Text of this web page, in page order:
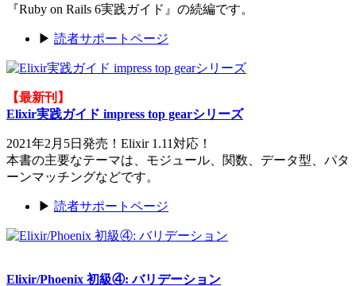
『Ruby on Rails 6実践ガイド』の続編です。
▶ 読者サポートページ
【最新刊】
Elixir実践ガイド impress top gearシリーズ
2021年2月5日発売！Elixir 1.11対応！
本書の主要なテーマは、モジュール、関数、データ型、パタ
ーンマッチングなどです。
▶ 読者サポートページ
Elixir/Phoenix 初級④: バリデーション